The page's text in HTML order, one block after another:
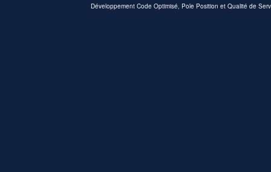
Développement Code Optimisé, Pole Position et Qualité de